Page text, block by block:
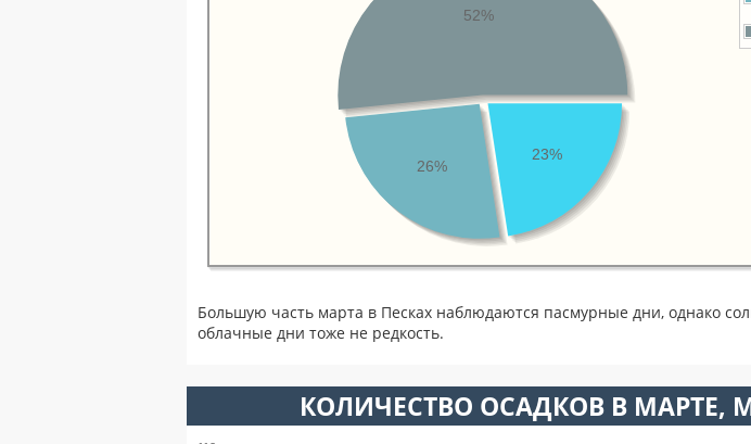
23%
26%
52%
Большую часть марта в Песках наблюдаются пасмурные дни, однако
облачные дни тоже не редкость.
КОЛИЧЕСТВО ОСАДКОВ В МАРТЕ,